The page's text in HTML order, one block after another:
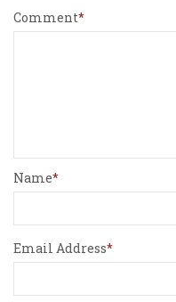
Comment
Name
Email Address